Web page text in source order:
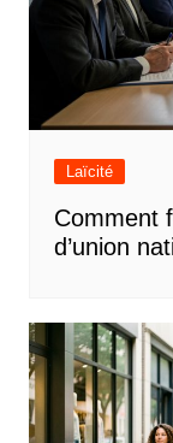
Laïcité
Comment
d’union